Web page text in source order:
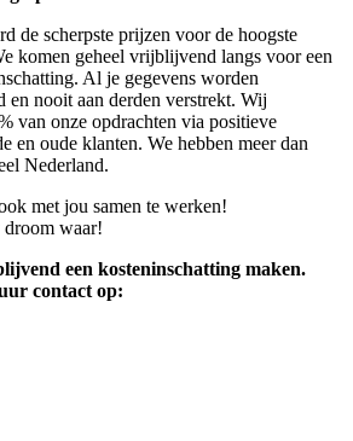
de scherpste prijzen voor de hoogste
komen geheel vrijblijvend langs voor een
Al je gegevens worden
nooit aan derden verstrekt. Wij
van onze opdrachten via positieve
en oude klanten. We hebben meer dan
Nederland.
met jou samen te werken!
droom waar!
een kosteninschatting maken.
contact op: